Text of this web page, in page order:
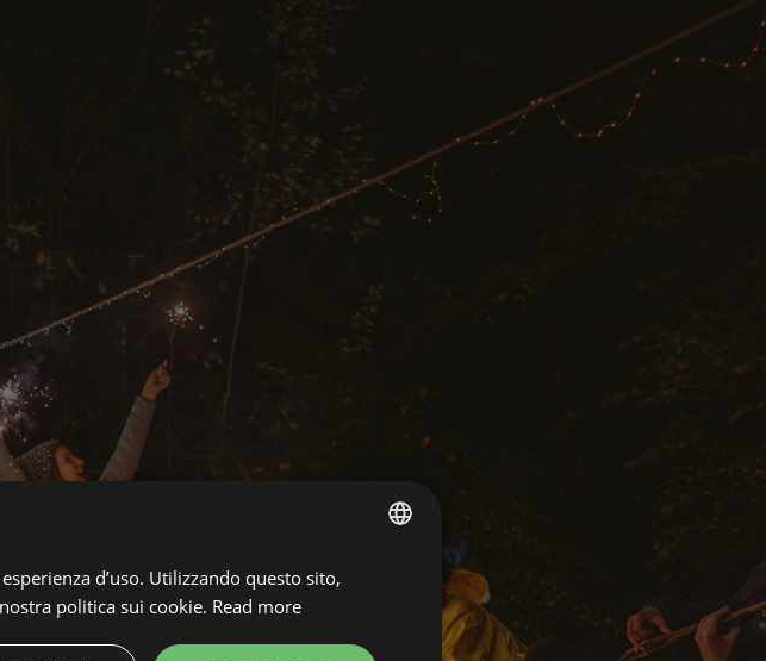
POLISH
d’uso. Utilizzando questo sito,
politica sui cookie. Read more